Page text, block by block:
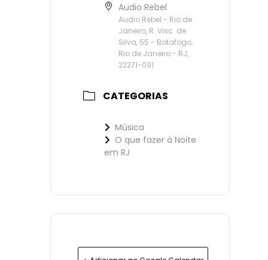
Audio Rebel
Audio Rebel - Rio de
Janeiro, R. Visc. de
Silva, 55 - Botafogo,
Rio de Janeiro - RJ,
22271-091
CATEGORIAS
Música
O que fazer à Noite
em RJ